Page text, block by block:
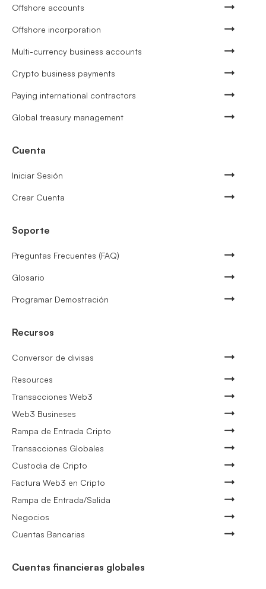
Offshore accounts
Offshore incorporation
Multi-currency business accounts
Crypto business payments
Paying international contractors
Global treasury management
Cuenta
Iniciar Sesión
Crear Cuenta
Soporte
Preguntas Frecuentes (FAQ)
Glosario
Programar Demostración
Recursos
Conversor de divisas
Resources
Transacciones Web3
Web3 Busineses
Rampa de Entrada Cripto
Transacciones Globales
Custodia de Cripto
Factura Web3 en Cripto
Rampa de Entrada/Salida
Negocios
Cuentas Bancarias
Cuentas financieras globales